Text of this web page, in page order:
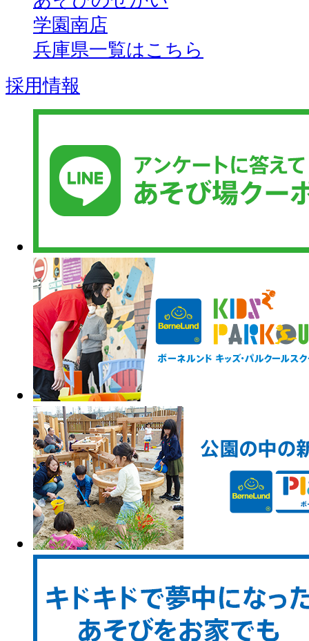
学園南店
兵庫県一覧はこちら
採用情報